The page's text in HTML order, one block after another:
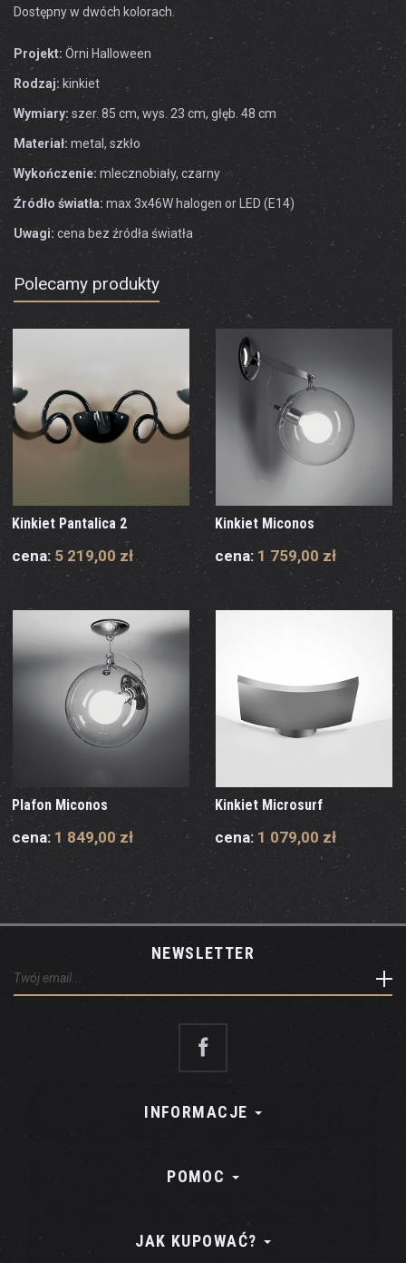
Dostępny w dwóch kolorach.
Projekt: Örni Halloween
Rodzaj: kinkiet
Wymiary: szer. 85 cm, wys. 23 cm, głęb. 48 cm
Materiał: metal, szkło
Wykończenie: mlecznobiały, czarny
Źródło światła: max 3x46W halogen or LED (E14)
Uwagi: cena bez źródła światła
Polecamy produkty
Kinkiet Pantalica 2
cena: 5 219,00 zł
Kinkiet Miconos
cena: 1 759,00 zł
Plafon Miconos
cena: 1 849,00 zł
Kinkiet Microsurf
cena: 1 079,00 zł
NEWSLETTER
INFORMACJE
POMOC
JAK KUPOWAĆ?